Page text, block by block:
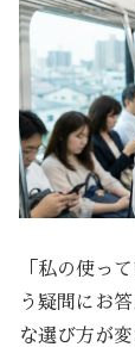
「私の使っ
う疑問にお
な選び方が変